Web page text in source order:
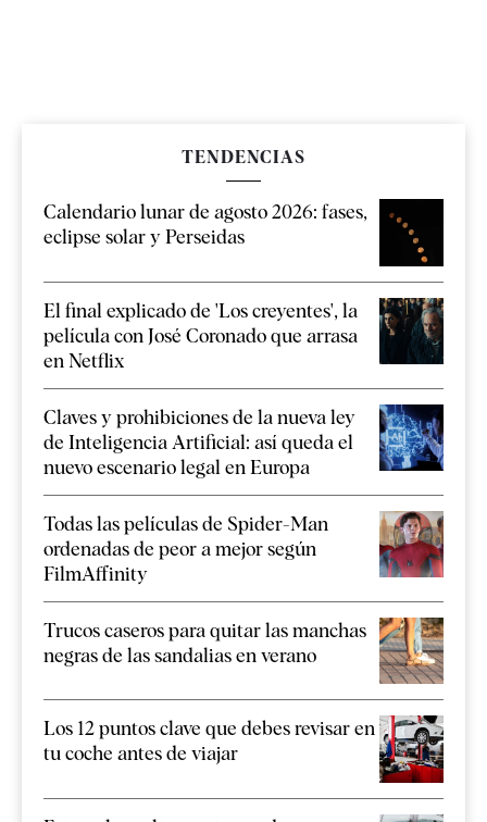
TENDENCIAS
Calendario lunar de agosto 2026: fases,
eclipse solar y Perseidas
El final explicado de 'Los creyentes', la
película con José Coronado que arrasa
en Netflix
Claves y prohibiciones de la nueva ley
de Inteligencia Artificial: así queda el
nuevo escenario legal en Europa
Todas las películas de Spider-Man
ordenadas de peor a mejor según
FilmAffinity
Trucos caseros para quitar las manchas
negras de las sandalias en verano
Los 12 puntos clave que debes revisar en
tu coche antes de viajar